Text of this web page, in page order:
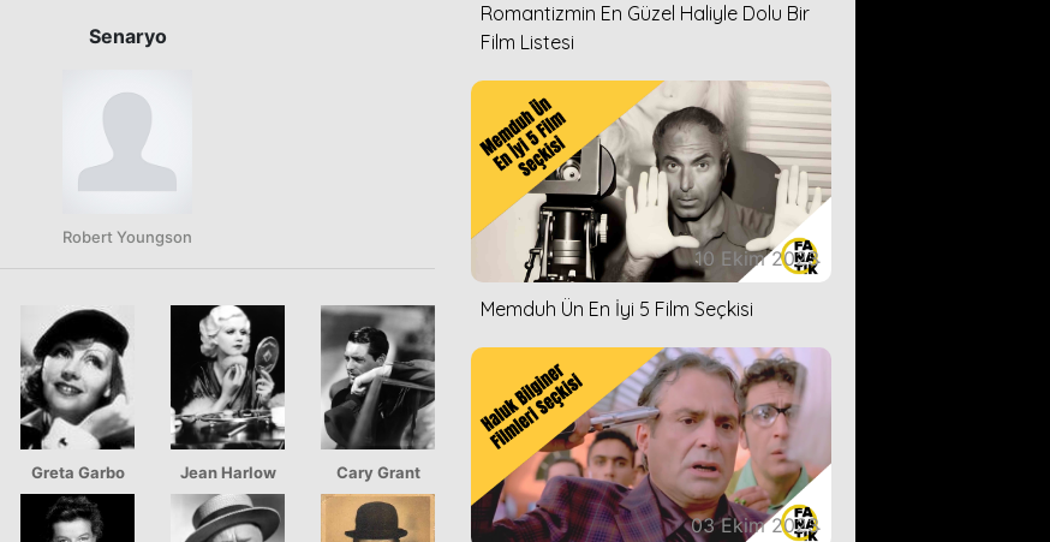
Senaryo
Robert Youngson
Greta Garbo Jean Harlow Cary Grant
Romantizmin En Güzel Haliyle Dolu Bir
Film Listesi
10 Ekim 2023
Memduh Ün En İyi 5 Film Seçkisi
03 Ekim 2023